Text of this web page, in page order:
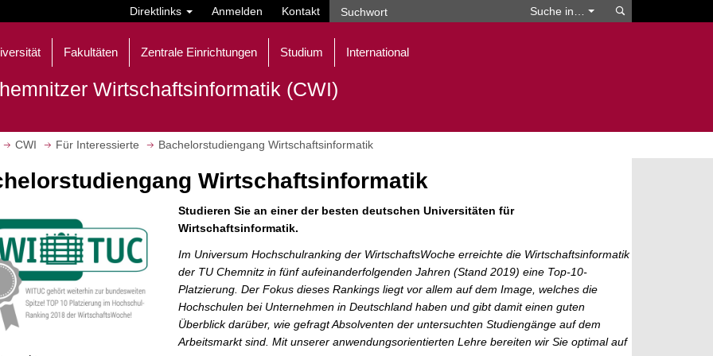
Direktlinks Anmelden Kontakt Suche in…
Fakultäten Zentrale Einrichtungen Studium International
Wirtschaftsinformatik (CWI)
CWI Für Interessierte Bachelorstudiengang Wirtschaftsinformatik
Wirtschaftsinformatik
Studieren Sie an einer der besten deutschen Universitäten für
Wirtschaftsinformatik.
Im Universum Hochschulranking der WirtschaftsWoche erreichte die Wirtschaftsinformatik
der TU Chemnitz in fünf aufeinanderfolgenden Jahren (Stand 2019) eine Top-10-
Platzierung. Der Fokus dieses Rankings liegt vor allem auf dem Image, welches die
Hochschulen bei Unternehmen in Deutschland haben und gibt damit einen guten
Überblick darüber, wie gefragt Absolventen der untersuchten Studiengänge auf dem
Arbeitsmarkt sind. Mit unserer anwendungsorientierten Lehre bereiten wir Sie optimal auf